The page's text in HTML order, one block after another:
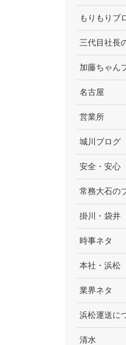
もりもりブ
三代目社長
加藤ちゃん
名古屋
営業所
城川ブログ
安全・安心
常務大石の
掛川・袋井
時事ネタ
本社・浜松
業界ネタ
浜松運送に
清水